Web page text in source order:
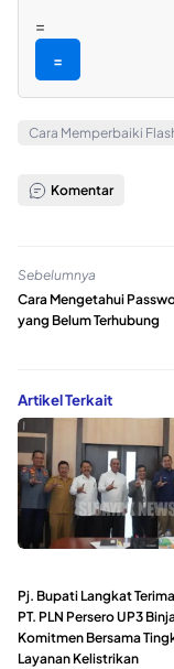
=
=
Cara Memperbaiki
Komentar
Sebelumnya
Cara Mengetahui
yang Belum Terhubung
Artikel Terkait
Pj. Bupati Langkat
PT. PLN Persero UP3
Komitmen Bersama
Layanan Kelistrikan